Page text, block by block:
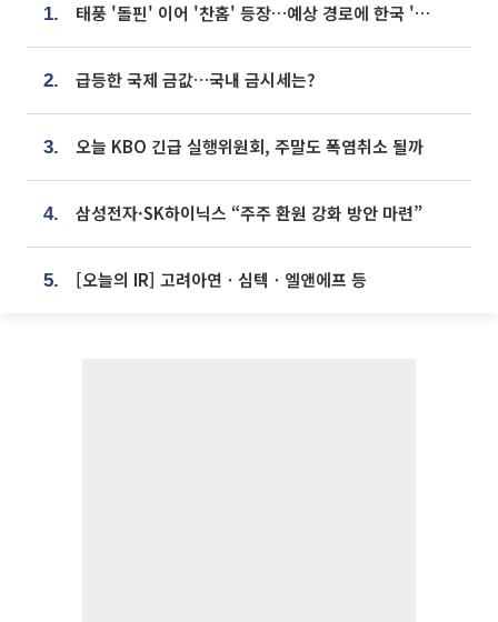
1. 태풍 '돌핀' 이어 '찬홈' 등장…예상 경로에 한국 '한숨'
2. 급등한 국제 금값…국내 금시세는?
3. 오늘 KBO 긴급 실행위원회, 주말도 폭염취소 될까
4. 삼성전자·SK하이닉스 “주주 환원 강화 방안 마련”
5. [오늘의 IR] 고려아연ㆍ심텍ㆍ엘앤에프 등